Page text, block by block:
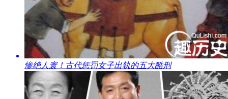
​惨绝人寰！古代惩罚女子出轨的五大酷刑